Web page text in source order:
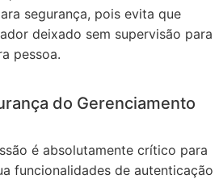
segurança, pois evita que
deixado sem supervisão para
pessoa.
do Gerenciamento
é absolutamente crítico para
funcionalidades de autenticação